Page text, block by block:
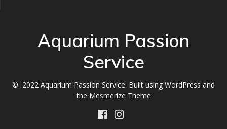
Aquarium Passion
Service
© 2022 Aquarium Passion Service. Built using WordPress and
the Mesmerize Theme